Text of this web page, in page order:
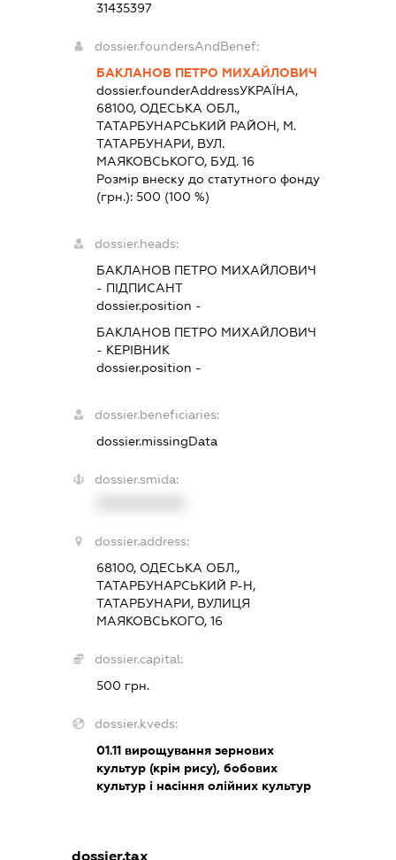
31435397
dossier.foundersAndBenef:
БАКЛАНОВ ПЕТРО МИХАЙЛОВИЧ
dossier.founderAddressУКРАЇНА,
68100, ОДЕСЬКА ОБЛ.,
ТАТАРБУНАРСЬКИЙ РАЙОН, М.
ТАТАРБУНАРИ, ВУЛ.
МАЯКОВСЬКОГО, БУД. 16
Розмір внеску до статутного фонду
(грн.): 500 (100 %)
dossier.heads:
БАКЛАНОВ ПЕТРО МИХАЙЛОВИЧ
- ПІДПИСАНТ
dossier.position -
БАКЛАНОВ ПЕТРО МИХАЙЛОВИЧ
- КЕРІВНИК
dossier.position -
dossier.beneficiaries:
dossier.missingData
dossier.smida:
dossier.address:
68100, ОДЕСЬКА ОБЛ.,
ТАТАРБУНАРСЬКИЙ Р-Н,
ТАТАРБУНАРИ, ВУЛИЦЯ
МАЯКОВСЬКОГО, 16
dossier.capital:
500 грн.
dossier.kveds:
01.11вирощування зернових
культур (крім рису), бобових
культур і насіння олійних культур
dossier.tax